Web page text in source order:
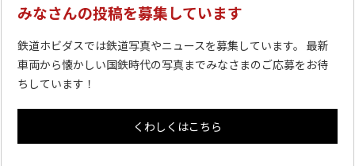
みなさんの投稿を募集しています
鉄道ホビダスでは鉄道写真やニュースを募集しています。 最新
車両から懐かしい国鉄時代の写真までみなさまのご応募をお待
ちしています！
くわしくはこちら